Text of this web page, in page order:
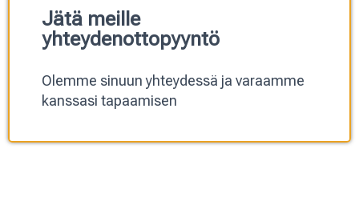
Jätä meille
yhteydenottopyyntö
Olemme sinuun yhteydessä ja varaamme
kanssasi tapaamisen